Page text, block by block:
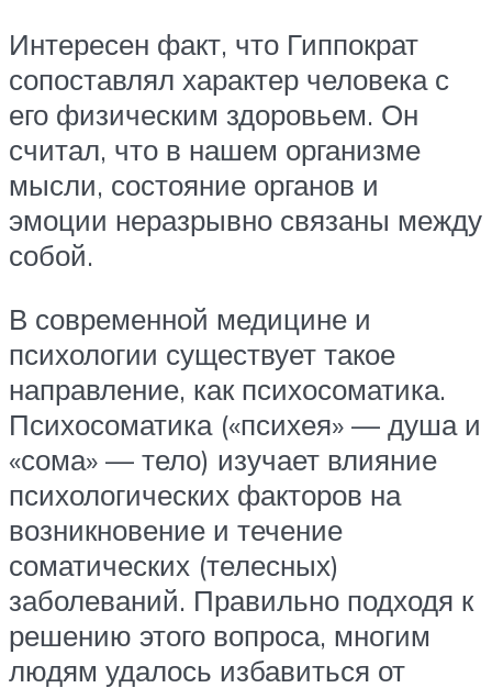
Интересен факт, что Гиппократ
сопоставлял характер человека с
его физическим здоровьем. Он
считал, что в нашем организме
мысли, состояние органов и
эмоции неразрывно связаны между
собой.
В современной медицине и
психологии существует такое
направление, как психосоматика.
Психосоматика («психея» — душа и
«сома» — тело) изучает влияние
психологических факторов на
возникновение и течение
соматических (телесных)
заболеваний. Правильно подходя к
решению этого вопроса, многим
людям удалось избавиться от